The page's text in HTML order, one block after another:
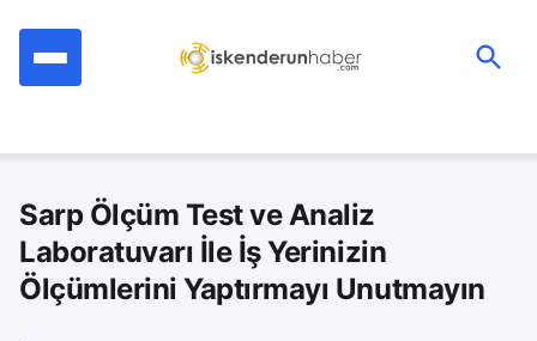
Sarp Ölçüm Test ve Analiz
Laboratuvarı İle İş Yerinizin
Ölçümlerini Yaptırmayı Unutmayın